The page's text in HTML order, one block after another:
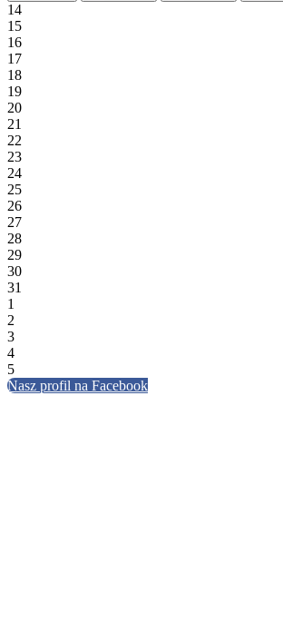
14
15
16
17
18
19
20
21
22
23
24
25
26
27
28
29
30
31
1
2
3
4
5
Nasz profil na Facebook